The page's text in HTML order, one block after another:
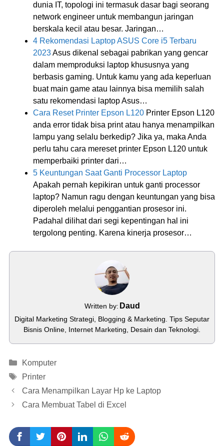
dunia IT, topologi ini termasuk dasar bagi seorang
network engineer untuk membangun jaringan
berskala kecil atau besar. Jaringan…
4 Rekomendasi Laptop ASUS Core i5 Terbaru
2023Asus dikenal sebagai pabrikan yang gencar
dalam memproduksi laptop khususnya yang
berbasis gaming. Untuk kamu yang ada keperluan
buat main game atau lainnya bisa memilih salah
satu rekomendasi laptop Asus…
Cara Reset Printer Epson L120 Printer Epson L120
anda error tidak bisa print atau hanya menampilkan
lampu yang selalu berkedip? Jika ya, maka Anda
perlu tahu cara mereset printer Epson L120 untuk
memperbaiki printer dari…
5 Keuntungan Saat Ganti Processor Laptop
Apakah pernah kepikiran untuk ganti processor
laptop? Namun ragu dengan keuntungan yang bisa
diperoleh melalui penggantian prosesor ini.
Padahal dilihat dari segi kepentingan hal ini
tergolong penting. Karena kinerja prosesor…
Written by: Daud
Digital Marketing Strategi, Blogging & Marketing. Tips Seputar
Bisnis Online, Internet Marketing, Desain dan Teknologi.
Categories
Komputer
Tags
Printer
Cara Menampilkan Layar Hp ke Laptop
Cara Membuat Tabel di Excel